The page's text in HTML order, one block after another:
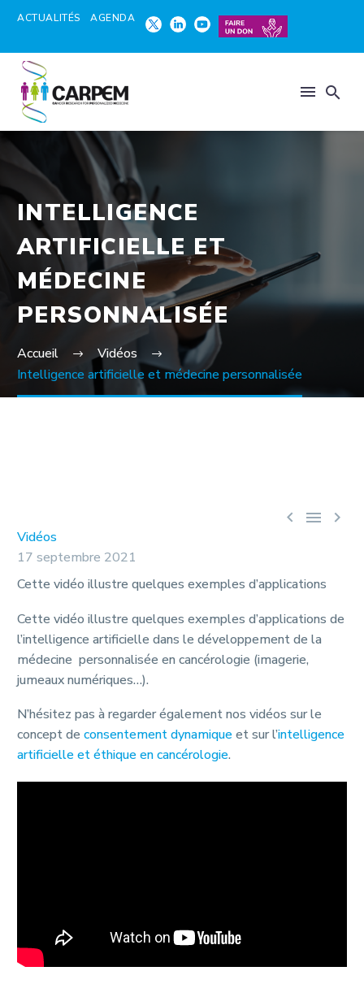
ACTUALITÉS AGENDA
INTELLIGENCE
ARTIFICIELLE ET
MÉDECINE
PERSONNALISÉE
Accueil
Vidéos
Intelligence artificielle et médecine personnalisée
  
Vidéos
17 septembre 2021
Cette vidéo illustre quelques exemples d’applications
Cette vidéo illustre quelques exemples d’applications de
l’intelligence artificielle dans le développement de la
médecine personnalisée en cancérologie (imagerie,
jumeaux numériques…).
N’hésitez pas à regarder également nos vidéos sur le
concept de consentement dynamiqueet sur l’intelligence
artificielle et éthique en cancérologie.